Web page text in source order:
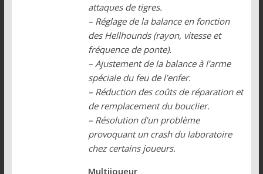
attaques de tigres.
– Réglage de la balance en fonction
des Hellhounds (rayon, vitesse et
fréquence de ponte).
– Ajustement de la balance à l’arme
spéciale du feu de l’enfer.
– Réduction des coûts de réparation et
de remplacement du bouclier.
– Résolution d’un problème
provoquant un crash du laboratoire
chez certains joueurs.
Multijoueur